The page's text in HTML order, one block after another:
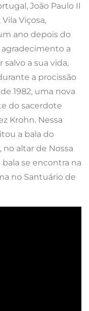
João Paulo II
Viçosa,
ano depois do
a
salvo a sua vida,
a procissão
1982, uma nova
do sacerdote
Krohn. Nessa
a bala do
altar de Nossa
se encontra na
no Santuário de